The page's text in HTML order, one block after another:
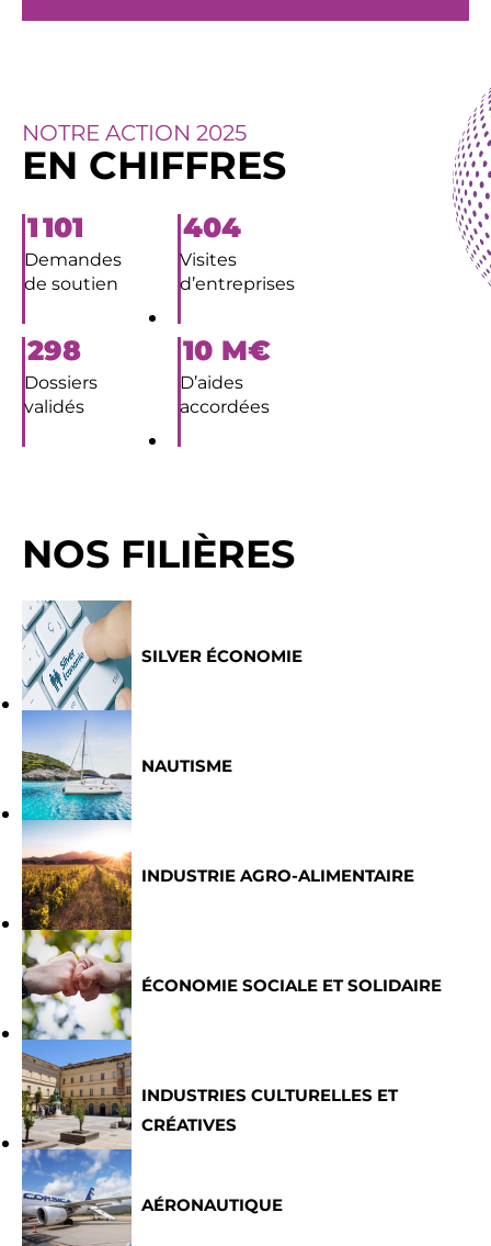
NOTRE ACTION 2025
EN CHIFFRES
1 101
Demandes
de soutien
404
Visites
d’entreprises
298
Dossiers
validés
10 M€
D’aides
accordées
NOS FILIÈRES
SILVER ÉCONOMIE
NAUTISME
INDUSTRIE AGRO-ALIMENTAIRE
ÉCONOMIE SOCIALE ET SOLIDAIRE
INDUSTRIES CULTURELLES ET
CRÉATIVES
AÉRONAUTIQUE